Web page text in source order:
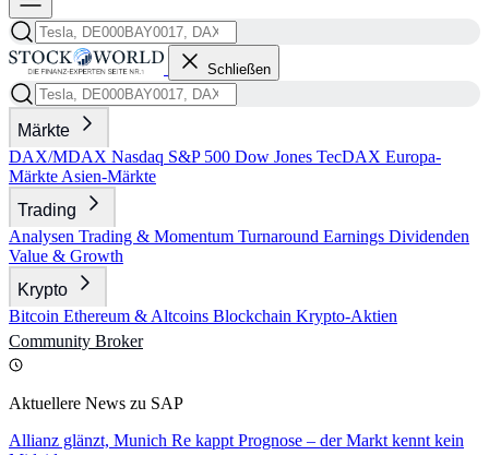
Schließen
Märkte
DAX/MDAX Nasdaq S&P 500 Dow Jones TecDAX Europa-
Märkte Asien-Märkte
Trading
Analysen Trading & Momentum Turnaround Earnings Dividenden
Value & Growth
Krypto
Bitcoin Ethereum & Altcoins Blockchain Krypto-Aktien
Community Broker
Aktuellere News zu SAP
Allianz glänzt, Munich Re kappt Prognose – der Markt kennt kein